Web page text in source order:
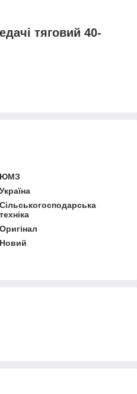
тяговий 40-
ЮМЗ
Україна
Сільськогосподарська
техніка
Оригінал
Новий